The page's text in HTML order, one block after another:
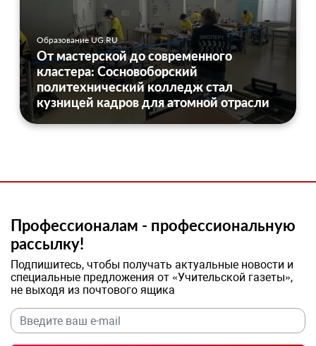
Образование UG.RU
От мастерской до современного
кластера: Сосновоборский
политехнический колледж стал
кузницей кадров для атомной отрасли
Профессионалам - профессиональную
рассылку!
Подпишитесь, чтобы получать актуальные новости и
специальные предложения от «Учительской газеты»,
не выходя из почтового ящика